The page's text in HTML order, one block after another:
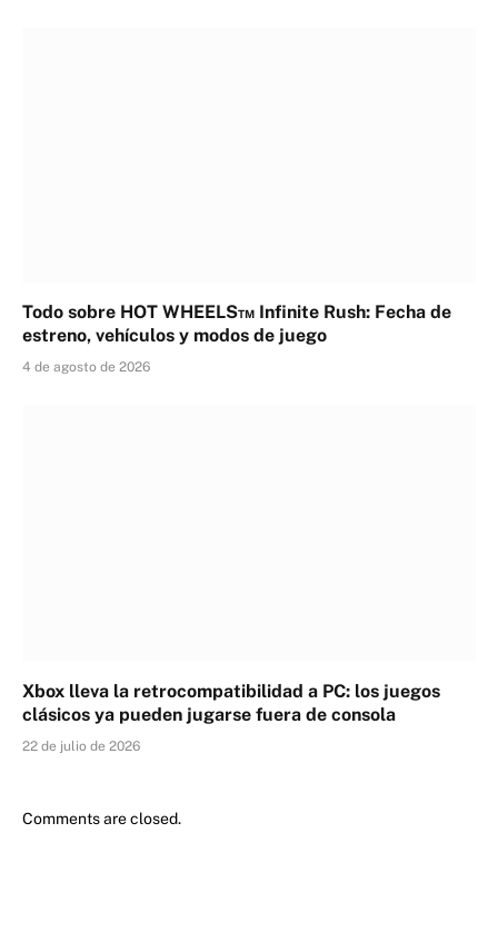
Todo sobre HOT WHEELS™ Infinite Rush: Fecha de
estreno, vehículos y modos de juego
4 de agosto de 2026
Xbox lleva la retrocompatibilidad a PC: los juegos
clásicos ya pueden jugarse fuera de consola
22 de julio de 2026
Comments are closed.